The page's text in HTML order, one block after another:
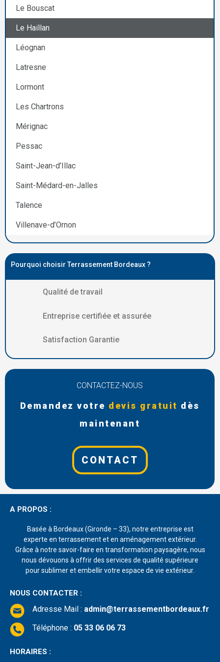
Le Bouscat
Le Haillan
Léognan
Latresne
Lormont
Les Chartrons
Mérignac
Pessac
Saint-Jean-d’Illac
Saint-Médard-en-Jalles
Talence
Villenave-d’Ornon
Pourquoi choisir Terrassement Bordeaux ?
Qualité de travail
Entreprise certifiée et assurée
Satisfaction Garantie
CONTACTEZ-NOUS
Demandez votre devis gratuit dès
maintenant
CONTACT
A PROPOS :
Basée à Bordeaux (Gironde – 33), notre entreprise est
experte en terrassement et en aménagement extérieur.
Grâce à notre savoir-faire en transformation paysagère, nous
nous dévouons à offrir des services de qualité supérieure
pour sublimer et embellir votre espace de vie extérieur.
NOUS CONTACTER :
Adresse Mail : admin@terrassementbordeaux.fr
Téléphone : 05 33 06 06 73
HORAIRES :